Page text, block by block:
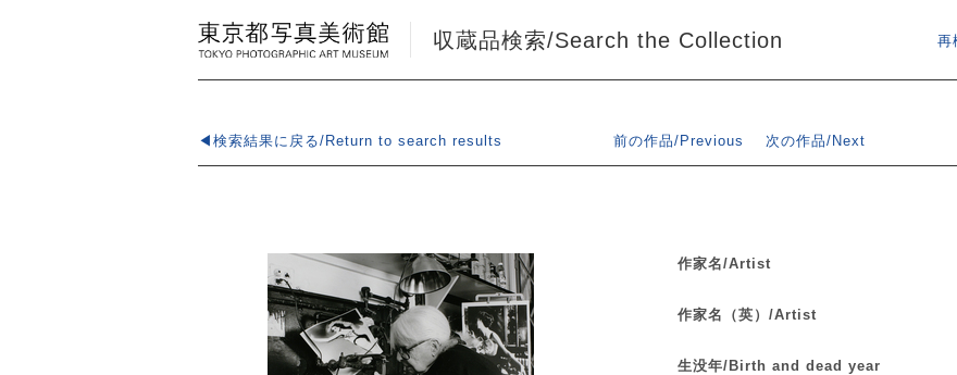
収蔵品検索/Search the Collection 再
◀検索結果に戻る/Return to search results 前の作品/Previous 次の作品/Next
作家名/Artist
作家名（英）/Artist
生没年/Birth and dead year